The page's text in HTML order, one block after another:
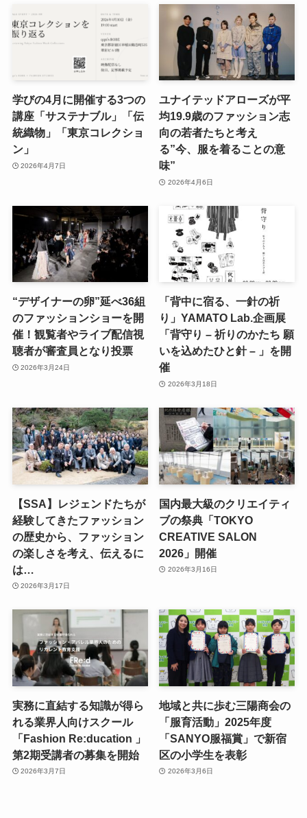
学びの4月に開催する3つの
講座「サステナブル」「伝
統織物」「東京コレクショ
ン」
2026年4月7日
ユナイテッドアローズが平
均19.9歳のファッション志
向の若者たちと考え
る”今、服を着ることの意
味”
2026年4月6日
“デザイナーの卵”延べ36組
のファッションショーを開
催！観覧者やライブ配信視
聴者が審査員となり投票
2026年3月24日
「背中に宿る、一針の祈
り」YAMATO Lab.企画展
「背守り – 祈りのかたち 願
いを込めたひと針 – 」を開
催
2026年3月18日
【SSA】レジェンドたちが
経験してきたファッション
の歴史から、ファッション
の楽しさを考え、伝えるに
は…
2026年3月17日
国内最大級のクリエイティ
ブの祭典「TOKYO
CREATIVE SALON
2026」開催
2026年3月16日
実務に直結する知識が得ら
れる業界人向けスクール
「Fashion Re:ducation 」
第2期受講者の募集を開始
2026年3月7日
地域と共に歩む三陽商会の
「服育活動」2025年度
「SANYO服福賞」で新宿
区の小学生を表彰
2026年3月6日